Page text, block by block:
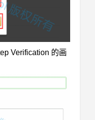
Verification 的画